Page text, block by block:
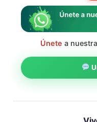
Únete a